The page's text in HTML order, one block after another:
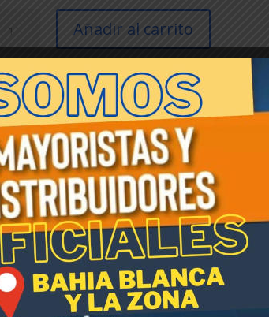
Añadir al carrito
001625 Categoría:Herramientas P/Jardin En
Herramientas